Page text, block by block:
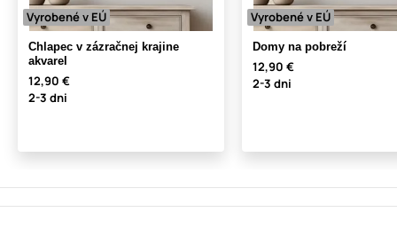
Vyrobené v EÚ
Chlapec v zázračnej krajine
akvarel
12,90 €
2-3 dni
Vyrobené v EÚ
Domy na pobreží
12,90 €
2-3 dni